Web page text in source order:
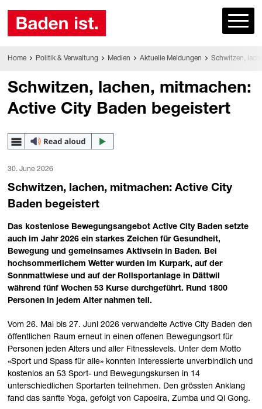
Home Politik & Verwaltung Medien Aktuelle Meldungen Schwitzen,
Schwitzen, lachen, mitmachen:
Active City Baden begeistert
30. June 2026
Schwitzen, lachen, mitmachen: Active City
Baden begeistert
Das kostenlose Bewegungsangebot Active City Baden setzte
auch im Jahr 2026 ein starkes Zeichen für Gesundheit,
Bewegung und gemeinsames Aktivsein in Baden. Bei
hochsommerlichem Wetter wurden im Kurpark, auf der
Sonnmattwiese und auf der Rollsportanlage in Dättwil
während fünf Wochen 53 Kurse durchgeführt. Rund 1800
Personen in jedem Alter nahmen teil.
Vom 26. Mai bis 27. Juni 2026 verwandelte Active City Baden den
öffentlichen Raum erneut in einen offenen Bewegungsort für
Personen jeden Alters und aller Fitnesslevels. Unter dem Motto
«Sport und Spass für alle» konnten Interessierte unverbindlich und
kostenlos an 53 Sport- und Bewegungskursen in 14
unterschiedlichen Sportarten teilnehmen. Den grössten Anklang
fand das sanfte Yoga, gefolgt von Capoeira, Zumba und Qi Gong.